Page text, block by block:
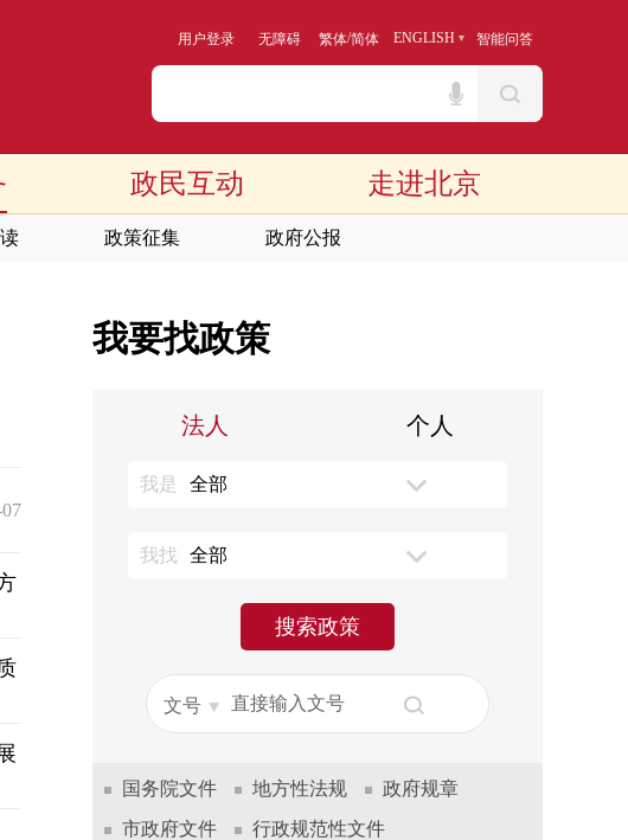
用户登录 无障碍 繁体/简体 ENGLISH 智能问答
政策征集 政府公报
政民互动 走进北京
我要找政策
法人 个人
我是 全部
我找 全部
搜索政策
国务院文件 地方性法规
政府规章
市政府文件
行政规范性文件